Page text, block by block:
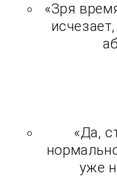
«Зря
«Да,
уже